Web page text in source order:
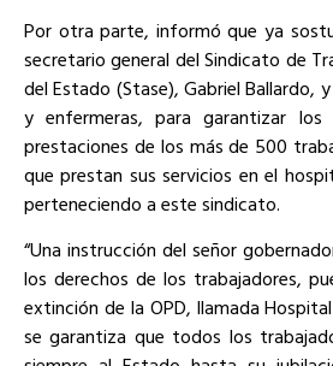
Por otra parte, informó que ya
secretario general del Sindicato de
del Estado (Stase), Gabriel Ballardo,
y enfermeras, para garantizar los
prestaciones de los más de 500
que prestan sus servicios en el
perteneciendo a este sindicato.
“Una instrucción del señor
los derechos de los trabajadores,
extinción de la OPD, llamada
se garantiza que todos los